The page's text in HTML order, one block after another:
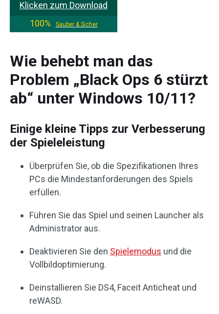
Klicken zum Download
100%
Sauber & Sicher
Wie behebt man das
Problem „Black Ops 6 stürzt
ab“ unter Windows 10/11?
Einige kleine Tipps zur Verbesserung
der Spieleleistung
Überprüfen Sie, ob die Spezifikationen Ihres
PCs die Mindestanforderungen des Spiels
erfüllen.
Führen Sie das Spiel und seinen Launcher als
Administrator aus.
Deaktivieren Sie den Spielemodus und die
Vollbildoptimierung.
Deinstallieren Sie DS4, Faceit Anticheat und
reWASD.